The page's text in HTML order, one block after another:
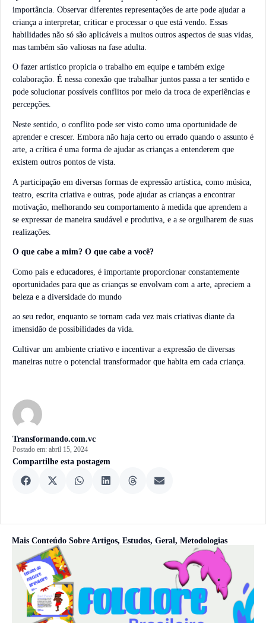
Transformando.com.vc
Postado em: abril 15, 2024
Compartilhe esta postagem
importância. Observar diferentes representações de arte pode ajudar a
criança a interpretar, criticar e processar o que está vendo. Essas
habilidades não só são aplicáveis a muitos outros aspectos de suas vidas,
mas também são valiosas na fase adulta.
O fazer artístico propicia o trabalho em equipe e também exige
colaboração. É nessa conexão que trabalhar juntos passa a ter sentido e
pode solucionar possíveis conflitos por meio da troca de experiências e
percepções.
Neste sentido, o conflito pode ser visto como uma oportunidade de
aprender e crescer. Embora não haja certo ou errado quando o assunto é
arte, a crítica é uma forma de ajudar as crianças a entenderem que
existem outros pontos de vista.
A participação em diversas formas de expressão artística, como música,
teatro, escrita criativa e outras, pode ajudar as crianças a encontrar
motivação, melhorando seu comportamento à medida que aprendem a
se expressar de maneira saudável e produtiva, e a se orgulharem de suas
realizações.
O que cabe a mim? O que cabe a você?
Como pais e educadores, é importante proporcionar constantemente
oportunidades para que as crianças se envolvam com a arte, apreciem a
beleza e a diversidade do mundo
ao seu redor, enquanto se tornam cada vez mais criativas diante da
imensidão de possibilidades da vida.
Cultivar um ambiente criativo e incentivar a expressão de diversas
maneiras nutre o potencial transformador que habita em cada criança.
Mais Conteúdo Sobre Artigos, Estudos, Geral, Metodologias